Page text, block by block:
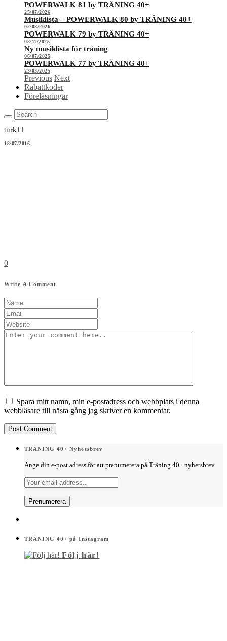
POWERWALK 81 by TRÄNING 40+
25/07/2026
Musiklista – POWERWALK 80 by TRÄNING 40+
02/03/2026
POWERWALK 79 by TRÄNING 40+
08/11/2025
Ny musiklista för träning
06/07/2025
POWERWALK 77 by TRÄNING 40+
23/03/2025
Previous Next
Rabattkoder
Föreläsningar
turk11
18/07/2016
0
Write A Comment
Spara mitt namn, min e-postadress och webbplats i denna
webbläsare till nästa gång jag skriver en kommentar.
TRÄNING 40+ Nyhetsbrev
Ange din e-post adress för att prenumerera på Träning 40+ nyhetsbrev
TRÄNING 40+ på Instagram
Följ här!